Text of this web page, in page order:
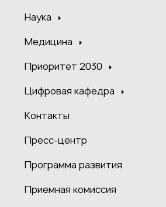
Наука
Медицина
Приоритет 2030
Цифровая кафедра
Контакты
Пресс-центр
Программа развития
Приемная комиссия